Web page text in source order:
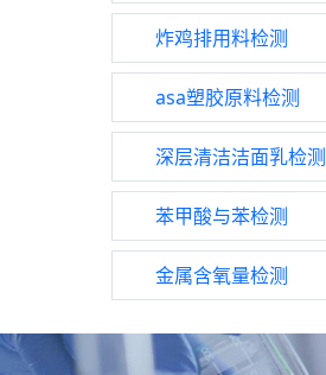
炸鸡排用料检测
asa塑胶原料检测
深层清洁洁面乳检测
苯甲酸与苯检测
金属含氧量检测